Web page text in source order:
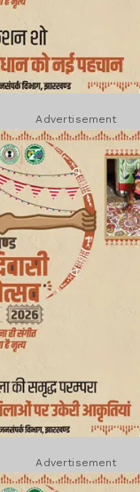
Advertisement
Advertisement